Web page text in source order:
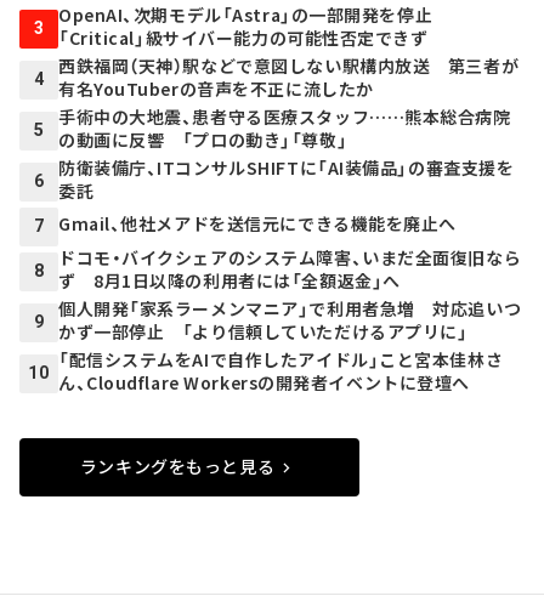
3
OpenAI、次期モデル「Astra」の一部開発を停止
「Critical」級サイバー能力の可能性否定できず
4
西鉄福岡（天神）駅などで意図しない駅構内放送 第三者が
有名YouTuberの音声を不正に流したか
5
手術中の大地震、患者守る医療スタッフ……熊本総合病院
の動画に反響 「プロの動き」「尊敬」
6
防衛装備庁、ITコンサルSHIFTに「AI装備品」の審査支援を
委託
7 Gmail、他社メアドを送信元にできる機能を廃止へ
8
ドコモ・バイクシェアのシステム障害、いまだ全面復旧なら
ず 8月1日以降の利用者には「全額返金」へ
9
個人開発「家系ラーメンマニア」で利用者急増 対応追いつ
かず一部停止 「より信頼していただけるアプリに」
10
「配信システムをAIで自作したアイドル」こと宮本佳林さ
ん、Cloudflare Workersの開発者イベントに登壇へ
ランキングをもっと見る